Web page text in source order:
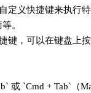
定义快捷键来执行
。
键，可以在键盘上
或 `Cmd + Tab`（